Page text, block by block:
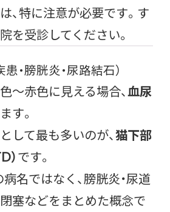
、特に注意が必要です。す
を受診してください。
・膀胱炎・尿路結石）
〜赤色に見える場合、血尿
す。
して最も多いのが、猫下部
）です。
名ではなく、膀胱炎・尿道
閉塞などをまとめた概念で